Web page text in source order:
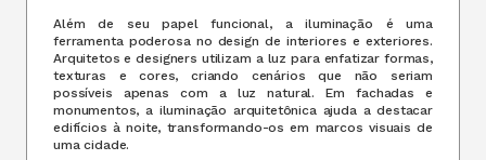
Além de seu papel funcional, a iluminação é uma
ferramenta poderosa no design de interiores e exteriores.
Arquitetos e designers utilizam a luz para enfatizar formas,
texturas e cores, criando cenários que não seriam
possíveis apenas com a luz natural. Em fachadas e
monumentos, a iluminação arquitetônica ajuda a destacar
edifícios à noite, transformando-os em marcos visuais de
uma cidade.